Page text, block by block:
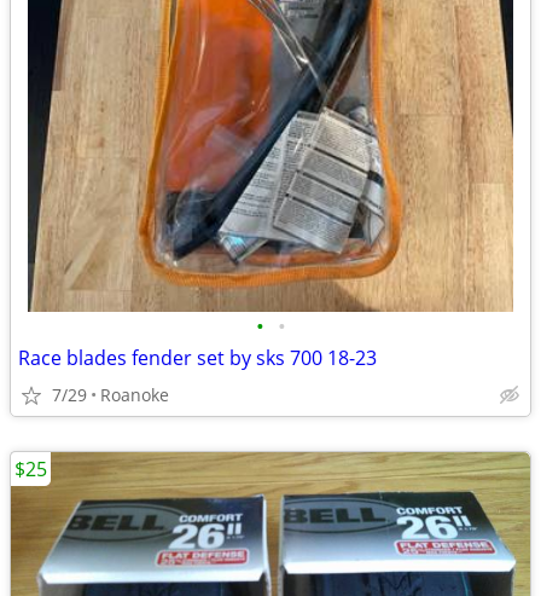
• •
Race blades fender set by sks 700 18-23
7/29 Roanoke
$25